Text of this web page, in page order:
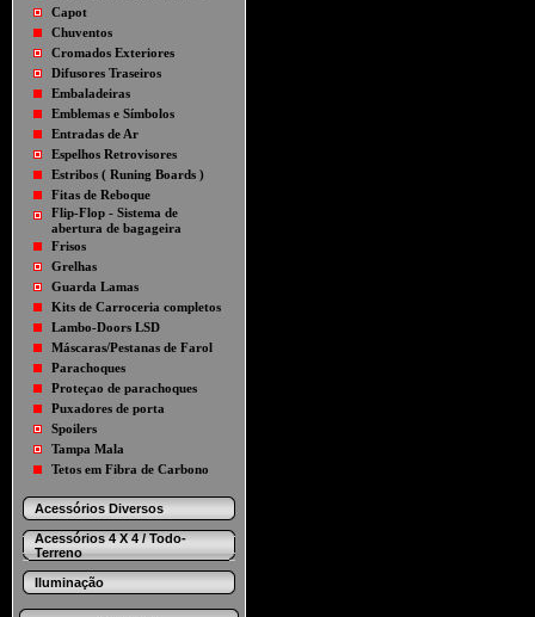
Capot
Chuventos
Cromados Exteriores
Difusores Traseiros
Embaladeiras
Emblemas e Símbolos
Entradas de Ar
Espelhos Retrovisores
Estribos ( Runing Boards )
Fitas de Reboque
Flip-Flop - Sistema de
abertura de bagageira
Frisos
Grelhas
Guarda Lamas
Kits de Carroceria completos
Lambo-Doors LSD
Máscaras/Pestanas de Farol
Parachoques
Proteçao de parachoques
Puxadores de porta
Spoilers
Tampa Mala
Tetos em Fibra de Carbono
Acessórios Diversos
Acessórios 4 X 4 / Todo-
Terreno
Iluminação